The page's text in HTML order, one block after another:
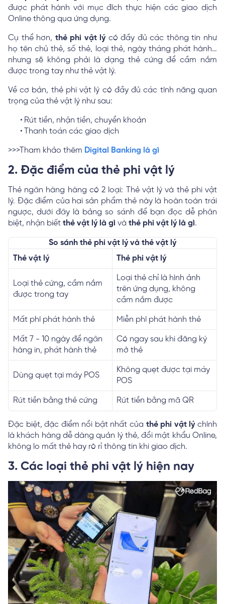
được phát hành với mục đích thực hiện các giao dịch
Online thông qua ứng dụng.
Cụ thể hơn, thẻ phi vật lýcó đầy đủ các thông tin như
họ tên chủ thẻ, số thẻ, loại thẻ, ngày tháng phát hành…
nhưng sẽ không phải là dạng thẻ cứng để cầm nắm
được trong tay như thẻ vật lý.
Về cơ bản, thẻ phi vật lý có đầy đủ các tính năng quan
trọng của thẻ vật lý như sau:
Rút tiền, nhận tiền, chuyển khoản
Thanh toán các giao dịch
>>>Tham khảo thêm Digital Banking là gì
2. Đặc điểm của thẻ phi vật lý
Thẻ ngân hàng hàng có 2 loại: Thẻ vật lý và thẻ phi vật
lý. Đặc điểm của hai sản phẩm thẻ này là hoàn toàn trái
ngược, dưới đây là bảng so sánh để bạn đọc dễ phân
biệt, nhận biết thẻ vật lý là gì và thẻ phi vật lý là gì.
So sánh thẻ phi vật lý và thẻ vật lý
Thẻ vật lý
Thẻ phi vật lý
Loại thẻ cứng, cầm nắm
được trong tay
Loại thẻ chỉ là hình ảnh
trên ứng dụng, không
cầm nắm được
Mất phí phát hành thẻ Miễn phí phát hành thẻ
Mất 7 - 10 ngày để ngân
hàng in, phát hành thẻ
Có ngay sau khi đăng ký
mở thẻ
Dùng quẹt tại máy POS
Không quẹt được tại máy
POS
Rút tiền bằng thẻ cứng Rút tiền bằng mã QR
Đặc biệt, đặc điểm nổi bật nhất của thẻ phi vật lýchính
là khách hàng dễ dàng quản lý thẻ, đổi mật khẩu Online,
không lo mất thẻ hay rò rỉ thông tin khi giao dịch.
3. Các loại thẻ phi vật lý hiện nay